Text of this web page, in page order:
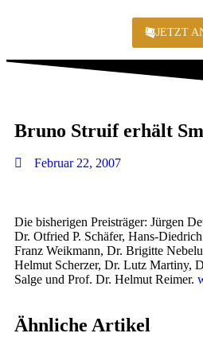
JETZT
Bruno Struif erhält
Februar 22, 2007
Die bisherigen Preisträger: Jürgen
Dr. Otfried P. Schäfer, Hans-
Franz Weikmann, Dr. Brigitte
Helmut Scherzer, Dr. Lutz Martiny,
Salge und Prof. Dr. Helmut Reimer.
Ähnliche Artikel